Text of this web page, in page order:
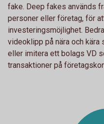
fake. Deep fakes används
personer eller företag, för
investeringsmöjlighet.
videoklipp på nära och kära
eller imitera ett bolags VD
transaktioner på